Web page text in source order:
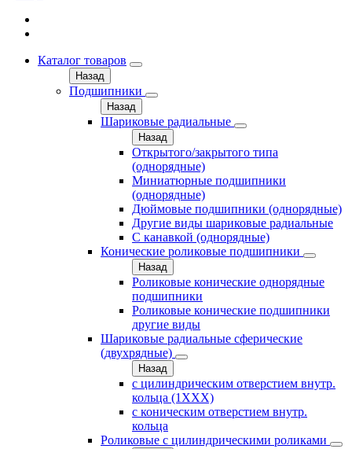
Каталог товаров
Назад
Подшипники
Назад
Шариковые радиальные
Назад
Открытого/закрытого типа
(однорядные)
Миниатюрные подшипники
(однорядные)
Дюймовые подшипники (однорядные)
Другие виды шариковые радиальные
С канавкой (однорядные)
Конические роликовые подшипники
Назад
Роликовые конические однорядные
подшипники
Роликовые конические подшипники
другие виды
Шариковые радиальные сферические
(двухрядные)
Назад
с цилиндрическим отверстием внутр.
кольца (1ХХХ)
с коническим отверстием внутр.
кольца
Роликовые с цилиндрическими роликами